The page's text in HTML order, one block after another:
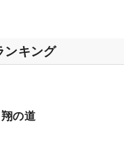
ンキング
の道